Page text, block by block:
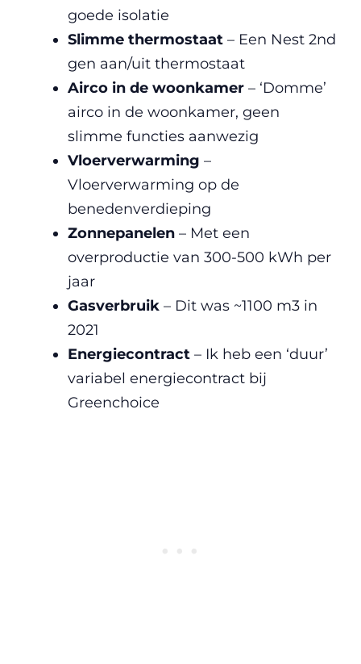
goede isolatie
Slimme thermostaat – Een Nest 2nd
gen aan/uit thermostaat
Airco in de woonkamer – ‘Domme’
airco in de woonkamer, geen
slimme functies aanwezig
Vloerverwarming –
Vloerverwarming op de
benedenverdieping
Zonnepanelen – Met een
overproductie van 300-500 kWh per
jaar
Gasverbruik – Dit was ~1100 m3 in
2021
Energiecontract – Ik heb een ‘duur’
variabel energiecontract bij
Greenchoice